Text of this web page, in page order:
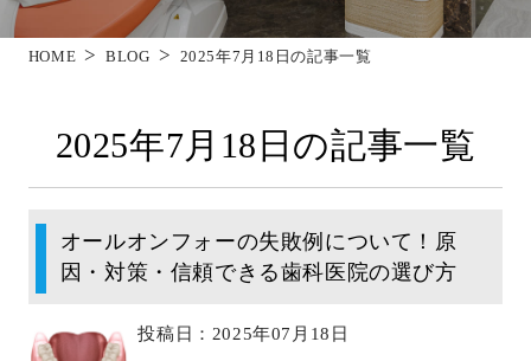
HOME BLOG 2025年7月18日の記事一覧
2025年7月18日の記事一覧
オールオンフォーの失敗例について！原
因・対策・信頼できる歯科医院の選び方
投稿日：2025年07月18日